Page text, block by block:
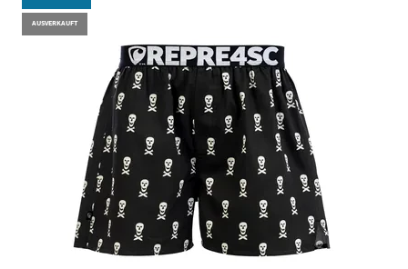
AUSVERKAUFT